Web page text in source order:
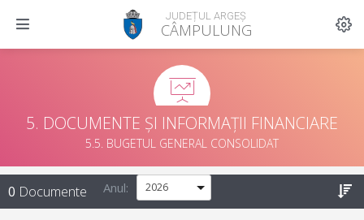
JUDEȚUL ARGEȘ
CÂMPULUNG
5. DOCUMENTE ȘI INFORMAȚII FINANCIARE
5.5. BUGETUL GENERAL CONSOLIDAT
0 Documente Anul: